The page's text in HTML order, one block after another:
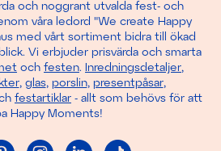
och noggrant utvalda fest- och
våra ledord "We create Happy
med vårt sortiment bidra till ökad
Vi erbjuder prisvärda och smarta
och festen. Inredningsdetaljer,
, glas, porslin, presentpåsar,
festartiklar - allt som behövs för att
Happy Moments!